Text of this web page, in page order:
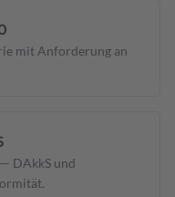
mit Anforderung an
DAkkS und